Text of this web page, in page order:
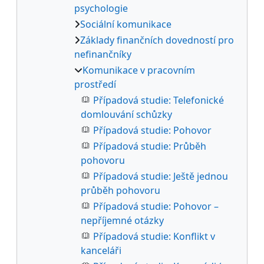
psychologie
Sociální komunikace
Základy finančních dovedností pro
nefinančníky
Komunikace v pracovním
prostředí
Případová studie: Telefonické
domlouvání schůzky
Případová studie: Pohovor
Případová studie: Průběh
pohovoru
Případová studie: Ještě jednou
průběh pohovoru
Případová studie: Pohovor –
nepříjemné otázky
Případová studie: Konflikt v
kanceláři